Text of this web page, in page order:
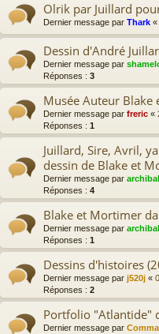
Olrik par Juillard
Dernier message par Thark «
Dessin d'André
Dernier message par
Réponses : 3
Musée Auteur
Dernier message par freric «
Réponses : 1
Juillard, Sire, Avril,
dessin de Blake et
Dernier message par
Réponses : 4
Blake et Mortimer
Dernier message par
Réponses : 1
Dessins d'histoires
Dernier message par j520j «
Réponses : 2
Portfolio "Atlantide"
Dernier message par